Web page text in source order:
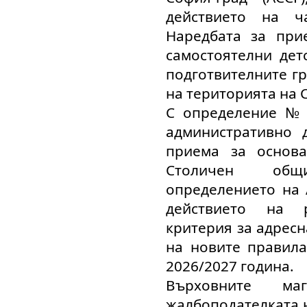
действието на
Наредбата за
самостоятелни
подготвителните
на територията
С определение
приема за
Столичен
определението
действието на
критерия за
на новите
2026/2027 година.
Върховните